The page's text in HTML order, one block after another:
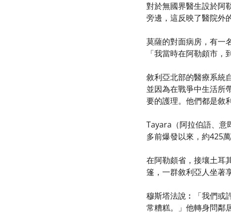
對於無國界醫生設於阿
旁邊，這反映了醫院外
莫薩的對面病房，有一
「我當時在阿勒頗市，
敘利亞北部的醫療系統
並因為在戰爭中生活所
要的護理。他們都是敘
Tayara（阿拉伯語、意
多前爆發以來，約425
在阿勒頗省，接壤土耳
篷，一群敘利亞人坐著
穆斯塔法說︰「我們或
常糟糕。」他轉身問鄰